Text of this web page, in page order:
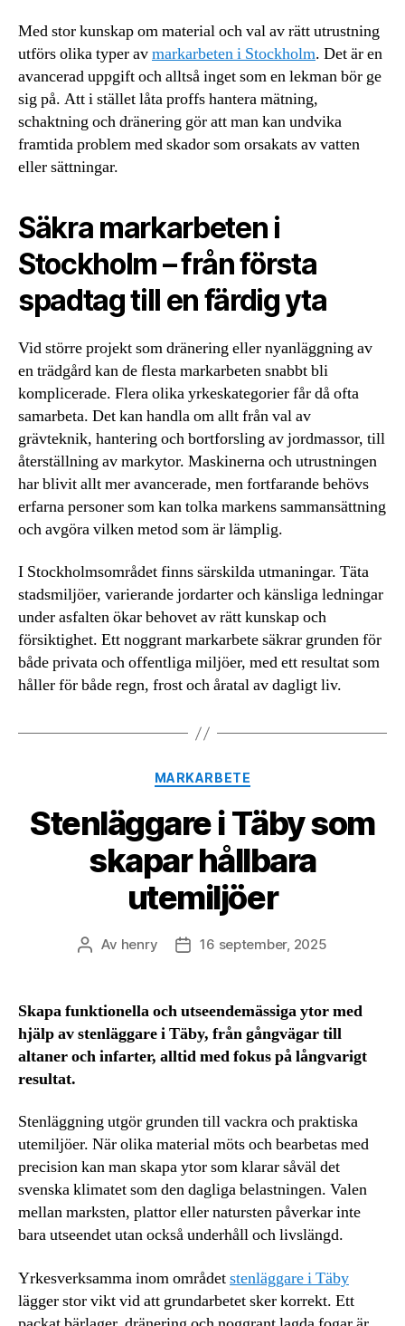
Med stor kunskap om material och val av rätt utrustning
utförs olika typer avmarkarbeten i Stockholm. Det är en
avancerad uppgift och alltså inget som en lekman bör ge
sig på. Att i stället låta proffs hantera mätning,
schaktning och dränering gör att man kan undvika
framtida problem med skador som orsakats av vatten
eller sättningar.
Säkra markarbeten i
Stockholm – från första
spadtag till en färdig yta
Vid större projekt som dränering eller nyanläggning av
en trädgård kan de flesta markarbeten snabbt bli
komplicerade. Flera olika yrkeskategorier får då ofta
samarbeta. Det kan handla om allt från val av
grävteknik, hantering och bortforsling av jordmassor, till
återställning av markytor. Maskinerna och utrustningen
har blivit allt mer avancerade, men fortfarande behövs
erfarna personer som kan tolka markens sammansättning
och avgöra vilken metod som är lämplig.
I Stockholmsområdet finns särskilda utmaningar. Täta
stadsmiljöer, varierande jordarter och känsliga ledningar
under asfalten ökar behovet av rätt kunskap och
försiktighet. Ett noggrant markarbete säkrar grunden för
både privata och offentliga miljöer, med ett resultat som
håller för både regn, frost och åratal av dagligt liv.
Kategorier
MARKARBETE
Stenläggare i Täby som
skapar hållbara
utemiljöer
Inläggsförfattare
Av henry Inläggsdatum
16 september, 2025
Skapa funktionella och utseendemässiga ytor med
hjälp av stenläggare i Täby, från gångvägar till
altaner och infarter, alltid med fokus på långvarigt
resultat.
Stenläggning utgör grunden till vackra och praktiska
utemiljöer. När olika material möts och bearbetas med
precision kan man skapa ytor som klarar såväl det
svenska klimatet som den dagliga belastningen. Valen
mellan marksten, plattor eller natursten påverkar inte
bara utseendet utan också underhåll och livslängd.
Yrkesverksamma inom områdetstenläggare i Täby
lägger stor vikt vid att grundarbetet sker korrekt. Ett